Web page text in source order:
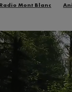
Radio Mont Blanc